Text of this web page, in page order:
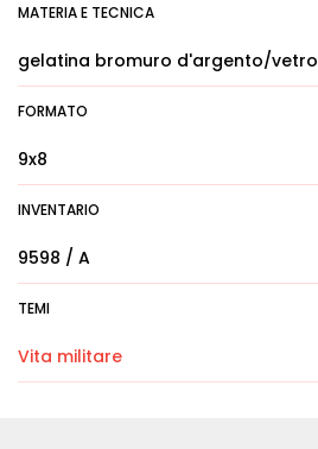
MATERIA E TECNICA
gelatina bromuro d'argento/vetro
FORMATO
9x8
INVENTARIO
9598 / A
TEMI
Vita militare